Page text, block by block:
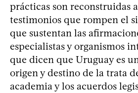
prácticas son reconstruidas
testimonios que rompen el
que sustentan las
especialistas y organismos
que dicen que Uruguay es
origen y destino de la trata
academia y los acuerdos